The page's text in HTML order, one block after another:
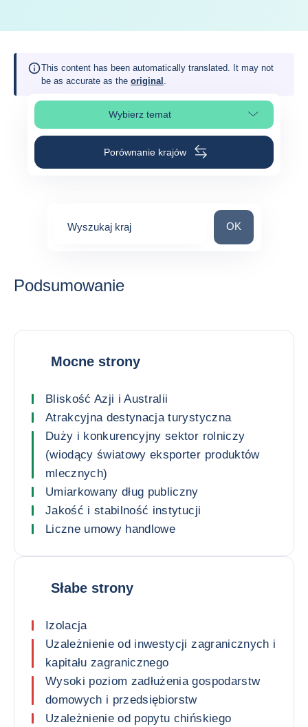
This content has been automatically translated. It may not
be as accurate as the original .
Wybierz tematWybierz sekcję strony
Porównanie krajów
Wyszukaj kraj Wyszukaj kraj
OK
Podsumowanie
Mocne strony
Bliskość Azji i Australii
Atrakcyjna destynacja turystyczna
Duży i konkurencyjny sektor rolniczy
(wiodący światowy eksporter produktów
mlecznych)
Umiarkowany dług publiczny
Jakość i stabilność instytucji
Liczne umowy handlowe
Słabe strony
Izolacja
Uzależnienie od inwestycji zagranicznych i
kapitału zagranicznego
Wysoki poziom zadłużenia gospodarstw
domowych i przedsiębiorstw
Uzależnienie od popytu chińskiego